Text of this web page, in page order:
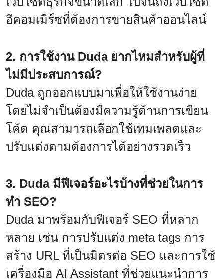
อีคอมเมิร์ซที่ต้องการขายสินค้าออนไลน์
2. การใช้งาน Duda ยากไหมสำหรับผู้ที่
ไม่มีประสบการณ์?
Duda ถูกออกแบบมาเพื่อให้ใช้งานง่าย
โดยไม่จำเป็นต้องมีความรู้ด้านการเขียน
โค้ด คุณสามารถเลือกใช้เทมเพลตและ
ปรับแต่งตามต้องการได้อย่างรวดเร็ว
3. Duda มีฟีเจอร์อะไรบ้างที่ช่วยในการ
ทำ SEO?
Duda มาพร้อมกับฟีเจอร์ SEO ที่หลาก
หลาย เช่น การปรับแต่ง meta tags การ
สร้าง URL ที่เป็นมิตรต่อ SEO และการใช้
เครื่องมือ AI Assistant ที่ช่วยแนะนำการ